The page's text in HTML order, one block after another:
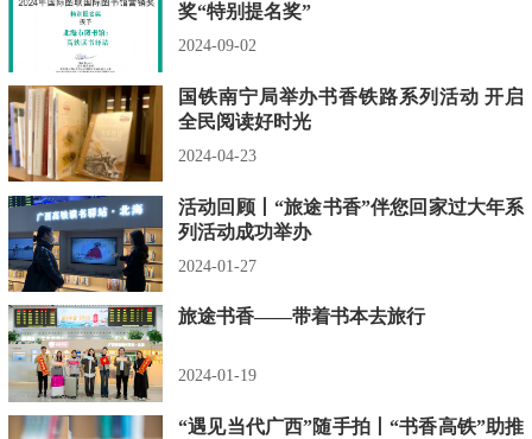
奖“特别提名奖”
2024-09-02
国铁南宁局举办书香铁路系列活动 开启
全民阅读好时光
2024-04-23
活动回顾丨“旅途书香”伴您回家过大年系
列活动成功举办
2024-01-27
旅途书香——带着书本去旅行
2024-01-19
“遇见当代广西”随手拍丨“书香高铁”助推